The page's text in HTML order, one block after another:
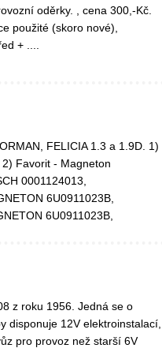
oděrky. , cena 300,-Kč.
použité (skoro nové),
+ ....
FELICIA 1.3 a 1.9D. 1)
Favorit - Magneton
0001124013,
6U0911023B,
6U0911023B,
z roku 1956. Jedná se o
disponuje 12V elektroinstalací,
pro provoz než starší 6V